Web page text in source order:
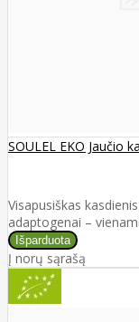
SOULEL EKO Jaučio
Visapusiškas
adaptogenai –
Į norų sąrašą